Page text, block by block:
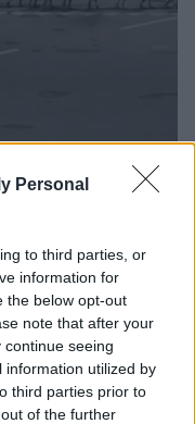
Personal
to third parties, or
information for
the below opt-out
note that after your
seeing
information utilized by
third parties prior to
of the further
σε τάνκερ στον
δείτε βίντεο
κατά την
Tifani που
- Το ιστορικό του
σημαίες